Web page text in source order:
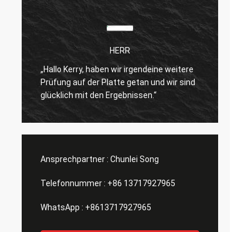
HERR
„Hallo Kerry, haben wir irgendeine weitere
Prüfung auf der Platte getan und wir sind
glücklich mit den Ergebnissen.“
Ansprechpartner : Chunlei Song
Telefonnummer : +86 13717927965
WhatsApp : +8613717927965